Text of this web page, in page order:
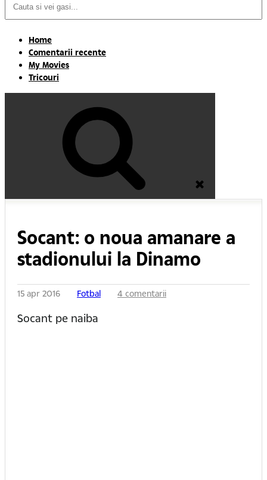
Home
Comentarii recente
My Movies
Tricouri
Socant: o noua amanare a
stadionului la Dinamo
15 apr 2016 Fotbal 4 comentarii
Socant pe naiba